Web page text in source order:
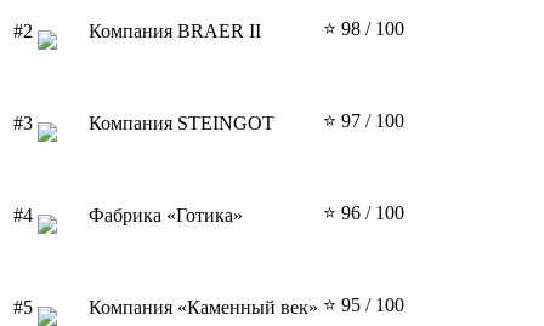
#2 Компания BRAER II ⭐ 98 / 100
#3 Компания STEINGOT ⭐ 97 / 100
#4 Фабрика «Готика» ⭐ 96 / 100
#5 Компания «Каменный век» ⭐ 95 / 100